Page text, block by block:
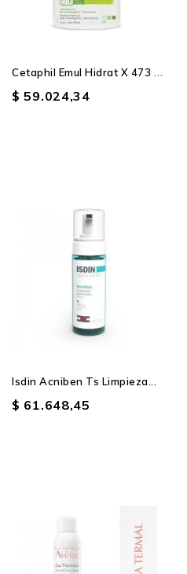
C
Etaphil Emul Hidrat X 473 Ml
$ 59.024,34
Isdin Acniben Ts Limpieza...
$ 61.648,45